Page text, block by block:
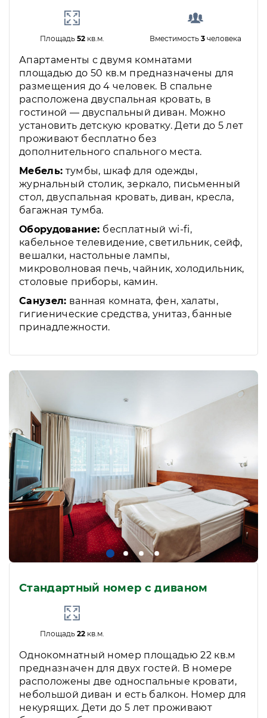
Площадь 52кв.м. Вместимость3 человека
Апартаменты с двумя комнатами
площадью до 50 кв.м предназначены для
размещения до 4 человек. В спальне
расположена двуспальная кровать, в
гостиной — двуспальный диван. Можно
установить детскую кроватку. Дети до 5 лет
проживают бесплатно без
дополнительного спального места.
Мебель: тумбы, шкаф для одежды,
журнальный столик, зеркало, письменный
стол, двуспальная кровать, диван, кресла,
багажная тумба.
Оборудование: бесплатный wi-fi,
кабельное телевидение, светильник, сейф,
вешалки, настольные лампы,
микроволновая печь, чайник, холодильник,
столовые приборы, камин.
Санузел: ванная комната, фен, халаты,
гигиенические средства, унитаз, банные
принадлежности.
Стандартный номер с диваном
Площадь 22кв.м.
Однокомнатный номер площадью 22 кв.м
предназначен для двух гостей. В номере
расположены две односпальные кровати,
небольшой диван и есть балкон. Номер для
некурящих. Дети до 5 лет проживают